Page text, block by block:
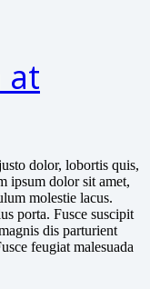
at
dolor, lobortis quis,
ipsum dolor sit amet,
molestie lacus.
porta. Fusce suscipit
dis parturient
feugiat malesuada